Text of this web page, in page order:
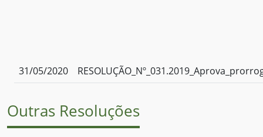
31/05/2020
Outras Resoluções